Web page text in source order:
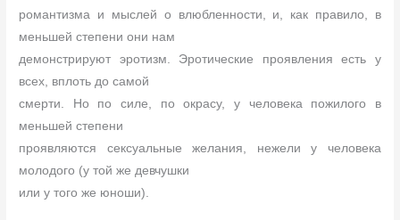
романтизма и мыслей о влюбленности, и, как правило, в
меньшей степени они нам
демонстрируют эротизм. Эротические проявления есть у
всех, вплоть до самой
смерти. Но по силе, по окрасу, у человека пожилого в
меньшей степени
проявляются сексуальные желания, нежели у человека
молодого (у той же девчушки
или у того же юноши).